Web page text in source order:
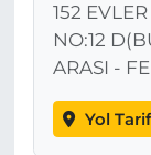
152
NO:12
ARASI -
Yol